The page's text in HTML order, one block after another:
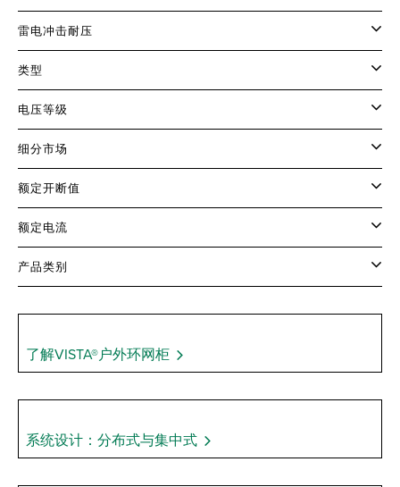
雷电冲击耐压
类型
电压等级
细分市场
额定开断值
额定电流
产品类别
了解VISTA®户外环网柜
系统设计：分布式与集中式